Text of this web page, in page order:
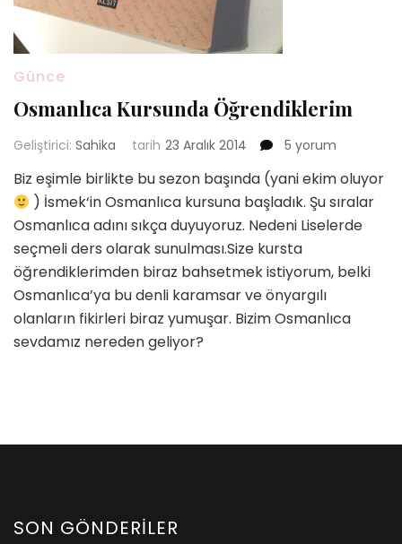
Günce
Osmanlıca Kursunda Öğrendiklerim
Geliştirici: Sahika tarih 23 Aralık 2014
Osmanlıca
Öğrendiklerim
için
5 yorum
Biz eşimle birlikte bu sezon başında (yani ekim oluyor
) İsmek‘in Osmanlıca kursuna başladık. Şu sıralar
Osmanlıca adını sıkça duyuyoruz. Nedeni Liselerde
seçmeli ders olarak sunulması.Size kursta
öğrendiklerimden biraz bahsetmek istiyorum, belki
Osmanlıca’ya bu denli karamsar ve önyargılı
olanların fikirleri biraz yumuşar. Bizim Osmanlıca
sevdamız nereden geliyor?
SON GÖNDERILER